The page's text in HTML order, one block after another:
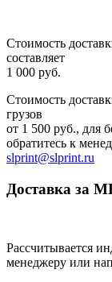
Стоимость
составляет
1 000 руб.
Стоимость
грузов
от 1 500 руб., для
обратитесь к
slprint@slprint.ru
Доставка за
Рассчитывается
менеджеру или